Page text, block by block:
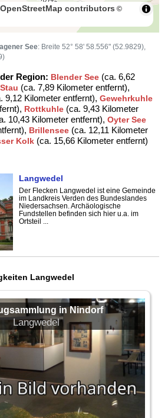
contributors ©
See: Breite 52° 58' 58.556" (52.9829),
Region: Blender See (ca. 6,62
(ca. 7,89 Kilometer entfernt),
9,12 Kilometer entfernt), Gewehrkuhle
Rottkuhle (ca. 9,43 Kilometer
10,43 Kilometer entfernt), Oyter See
Brillensee (ca. 12,11 Kilometer
Kolk (ca. 15,66 Kilometer entfernt)
Langwedel
Der Flecken Langwedel ist eine Gemeinde
im Landkreis Verden des Bundeslandes
Niedersachsen. Archäologische
Fundstellen befinden sich hier u.a. im
Ortsteil ...
Langwedel
in Nindorf
Langwedel